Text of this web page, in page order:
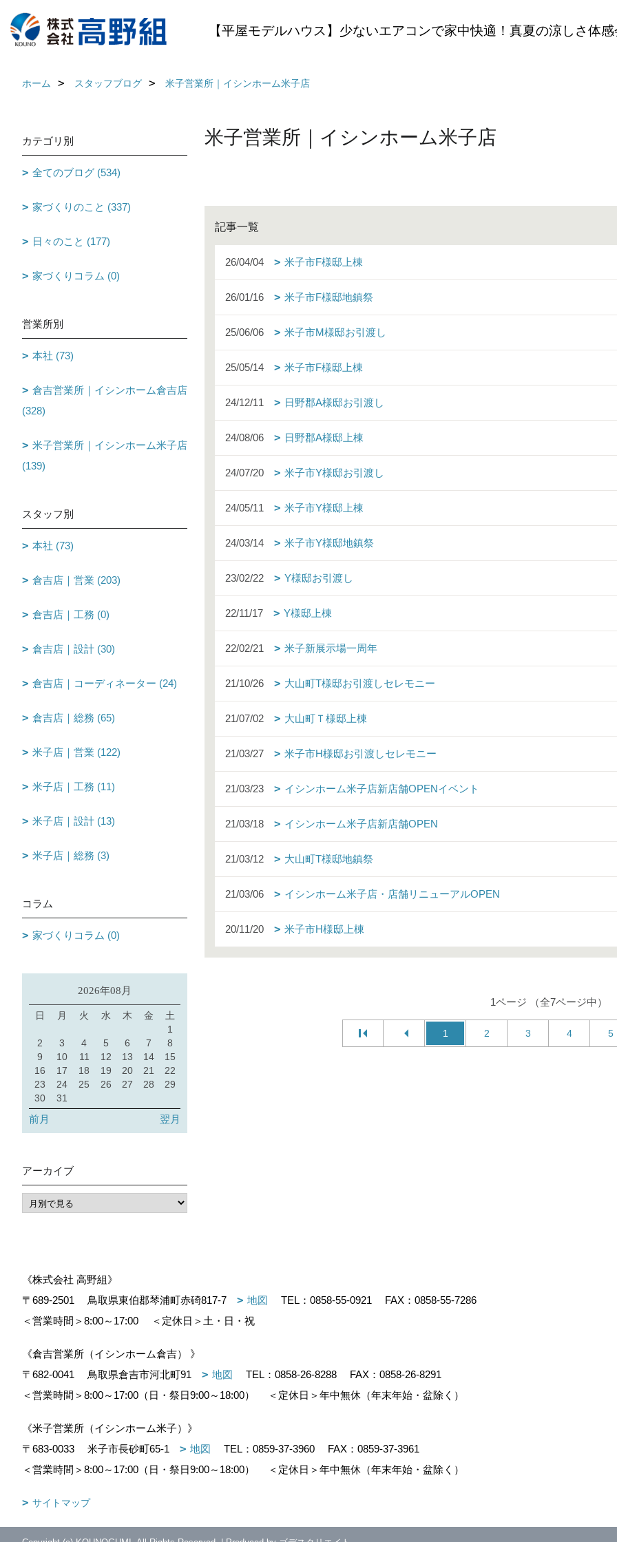
【平屋モデルハウス】少ないエアコンで家中快適！真夏の涼しさ体感
ホーム スタッフブログ 米子営業所｜イシンホーム米子店
米子営業所｜イシンホーム米子店
記事一覧
26/04/04 米子市F様邸上棟
26/01/16 米子市F様邸地鎮祭
25/06/06 米子市M様邸お引渡し
25/05/14 米子市F様邸上棟
24/12/11 日野郡A様邸お引渡し
24/08/06 日野郡A様邸上棟
24/07/20 米子市Y様邸お引渡し
24/05/11 米子市Y様邸上棟
24/03/14 米子市Y様邸地鎮祭
23/02/22 Y様邸お引渡し
22/11/17 Y様邸上棟
22/02/21 米子新展示場一周年
21/10/26 大山町T様邸お引渡しセレモニー
21/07/02 大山町Ｔ様邸上棟
21/03/27 米子市H様邸お引渡しセレモニー
21/03/23 イシンホーム米子店新店舗OPENイベント
21/03/18 イシンホーム米子店新店舗OPEN
21/03/12 大山町T様邸地鎮祭
21/03/06 イシンホーム米子店・店舗リニューアルOPEN
20/11/20 米子市H様邸上棟
1ページ （全7ページ中）
1 2 3 4 5
カテゴリ別
全てのブログ (534)
家づくりのこと (337)
日々のこと (177)
家づくりコラム (0)
営業所別
本社 (73)
倉吉営業所｜イシンホーム倉吉店
(328)
米子営業所｜イシンホーム米子店
(139)
スタッフ別
本社 (73)
倉吉店｜営業 (203)
倉吉店｜工務 (0)
倉吉店｜設計 (30)
倉吉店｜コーディネーター (24)
倉吉店｜総務 (65)
米子店｜営業 (122)
米子店｜工務 (11)
米子店｜設計 (13)
米子店｜総務 (3)
コラム
家づくりコラム (0)
2026年08月
日 月 火 水 木 金
土
1
2
3 4 5 6 7
8
9
10 11 12 13 14
15
16
17 18 19 20 21
22
23
24 25 26 27 28
29
30
31
前月 翌月
アーカイブ
《株式会社 高野組》
〒689-2501
鳥取県東伯郡琴浦町赤碕817-7 地図 TEL： 0858-55-0921
FAX：0858-55-7286
＜営業時間＞8:00～17:00
＜定休日＞土・日・祝
《倉吉営業所（イシンホーム倉吉） 》
〒682-0041
鳥取県倉吉市河北町91 地図 TEL： 0858-26-8288
FAX：0858-26-8291
＜営業時間＞8:00～17:00（日・祭日9:00～18:00）
＜定休日＞年中無休（年末年始・盆除く）
《米子営業所（イシンホーム米子）》
〒683-0033
米子市長砂町65-1 地図 TEL： 0859-37-3960
FAX：0859-37-3961
＜営業時間＞8:00～17:00（日・祭日9:00～18:00）
＜定休日＞年中無休（年末年始・盆除く）
サイトマップ